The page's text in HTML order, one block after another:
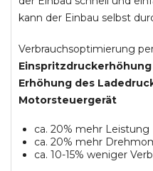
kann der Einbau selbst
Verbrauchsoptimierung
Erhöhung des
Motorsteuergerät
ca. 20% mehr Leistung
ca. 20% mehr
ca. 10-15% weniger